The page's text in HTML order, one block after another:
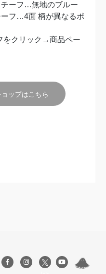
チーフ…無地のブルー
ーフ…4面 柄が異なるポ
をクリック→商品ペー
ップはこちら